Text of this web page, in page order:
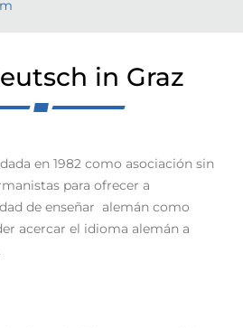
in Graz
en 1982 como asociación sin
para ofrecer a
de enseñar alemán como
acercar el idioma alemán a